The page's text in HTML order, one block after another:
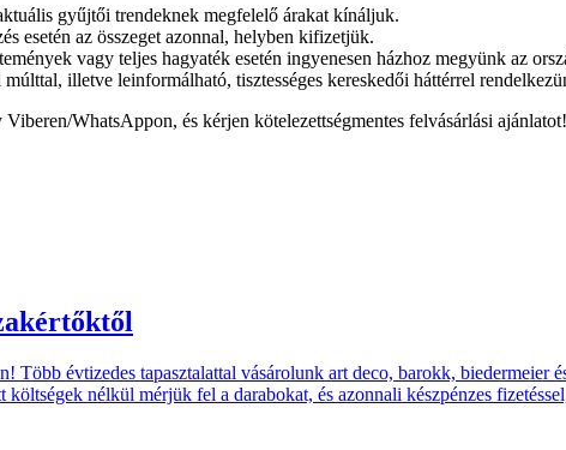
gyűjtői trendeknek megfelelő árakat kínáljuk.
esetén az összeget azonnal, helyben kifizetjük.
vagy teljes hagyaték esetén ingyenesen házhoz megyünk az
illetve leinformálható, tisztességes kereskedői háttérrel
WhatsAppon, és kérjen kötelezettségmentes felvásárlási ajánlatot!
évtizedes tapasztalattal vásárolunk art deco, barokk, biedermeier
költségek nélkül mérjük fel a darabokat, és azonnali készpénzes